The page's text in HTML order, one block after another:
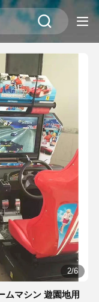
2/6
ムマシン 遊園地用